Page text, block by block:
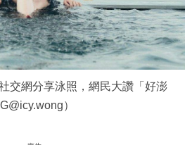
交網分享泳照，網民大讚「好澎
）